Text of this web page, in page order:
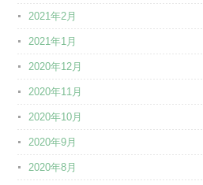
2021年2月
2021年1月
2020年12月
2020年11月
2020年10月
2020年9月
2020年8月